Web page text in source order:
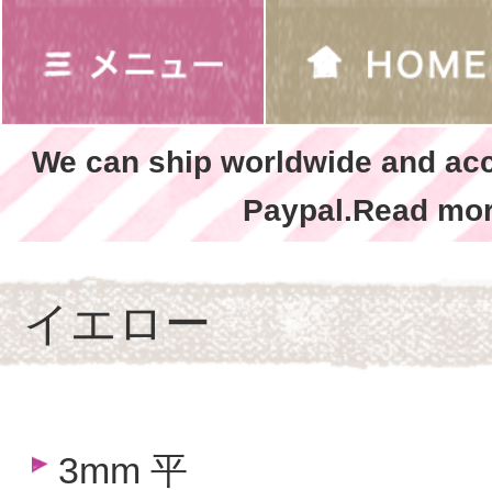
We can ship worldwide and
Paypal.Read
イエロー
3mm 平